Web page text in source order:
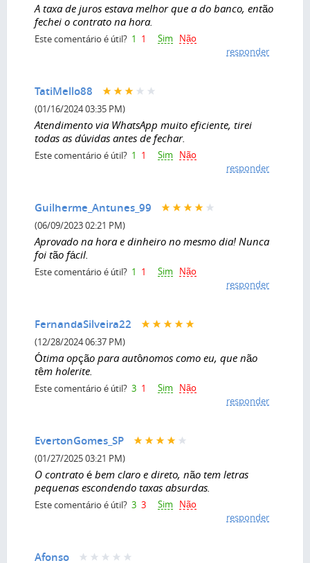
A taxa de juros estava melhor que a do banco, então
fechei o contrato na hora.
Este comentário é útil? 1 1 Sim
Não
responder
TatiMello88
(01/16/2024 03:35 PM)
Atendimento via WhatsApp muito eficiente, tirei
todas as dúvidas antes de fechar.
Este comentário é útil? 1 1 Sim
Não
responder
Guilherme_Antunes_99
(06/09/2023 02:21 PM)
Aprovado na hora e dinheiro no mesmo dia! Nunca
foi tão fácil.
Este comentário é útil? 1 1 Sim
Não
responder
FernandaSilveira22
(12/28/2024 06:37 PM)
Ótima opção para autônomos como eu, que não
têm holerite.
Este comentário é útil? 3 1 Sim
Não
responder
EvertonGomes_SP
(01/27/2025 03:21 PM)
O contrato é bem claro e direto, não tem letras
pequenas escondendo taxas absurdas.
Este comentário é útil? 3 3 Sim
Não
responder
Afonso